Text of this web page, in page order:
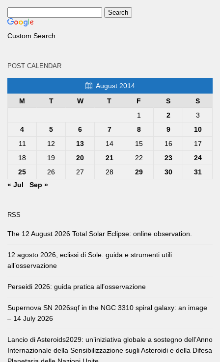
Custom Search
POST CALENDAR
August 2014
M
T W T F S
S
1
2
3
4
5 6 7 8 9
10
11
12 13 14 15 16
17
18
19 20 21 22 23
24
25
26 27 28 29 30
31
« Jul
Sep »
RSS
The 12 August 2026 Total Solar Eclipse: online observation.
12 agosto 2026, eclissi di Sole: guida e strumenti utili
all’osservazione
Perseidi 2026: guida pratica all’osservazione
Supernova SN 2026sqf in the NGC 3310 spiral galaxy: an image
– 14 July 2026
Lancio di Asteroids2029: un’iniziativa globale a sostegno dell’Anno
Internazionale della Sensibilizzazione sugli Asteroidi e della Difesa